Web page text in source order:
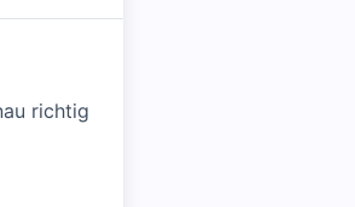
richtig